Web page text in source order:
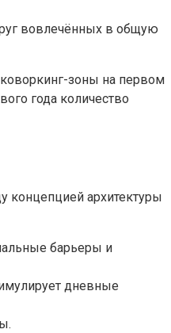
вовлечённых в общую
зоны на первом
года количество
концепцией архитектуры
барьеры и
дневные